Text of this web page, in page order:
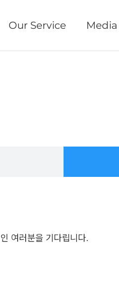
Our Service Media
여러분을 기다립니다.